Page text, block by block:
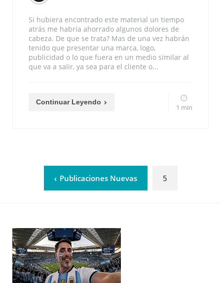
Si hubiera encontrado este material un tiempo
atrás me habría ahorrado algunos dolores de
cabeza. De que se trata? Mas de una vez habrán
tenido que presentar una marca, logo,
publicidad o lo que fuera en un medio similar al
que va a salir, ya sea para el cliente o...
Continuar Leyendo
1 min
Publicaciones Nuevas 5